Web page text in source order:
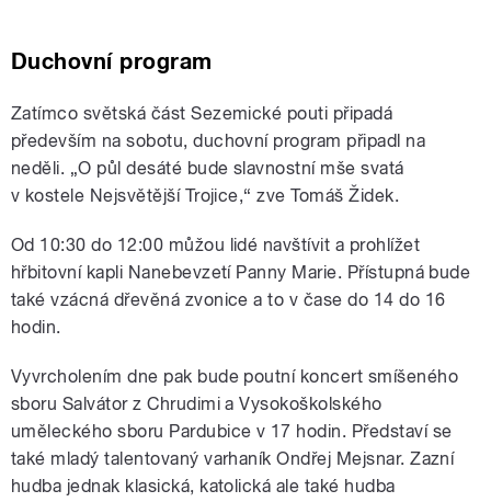
Duchovní program
Zatímco světská část Sezemické pouti připadá
především na sobotu, duchovní program připadl na
neděli. „O půl desáté bude slavnostní mše svatá
v kostele Nejsvětější Trojice,“ zve Tomáš Židek.
Od 10:30 do 12:00 můžou lidé navštívit a prohlížet
hřbitovní kapli Nanebevzetí Panny Marie. Přístupná bude
také vzácná dřevěná zvonice a to v čase do 14 do 16
hodin.
Vyvrcholením dne pak bude poutní koncert smíšeného
sboru Salvátor z Chrudimi a Vysokoškolského
uměleckého sboru Pardubice v 17 hodin. Představí se
také mladý talentovaný varhaník Ondřej Mejsnar. Zazní
hudba jednak klasická, katolická ale také hudba